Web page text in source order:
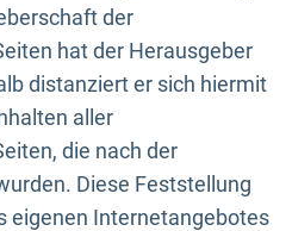
der
hat der Herausgeber
distanziert er sich hiermit
aller
die nach der
Diese Feststellung
eigenen Internetangebotes